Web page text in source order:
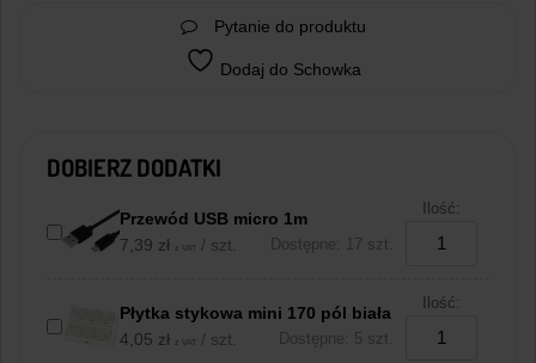
Pytanie do produktu
Dodaj do Schowka
DOBIERZ DODATKI
Przewód USB micro 1m
7,39 zł z VAT / szt. Dostępne: 17 szt.
Ilość:
Płytka stykowa mini 170 pól biała
4,05 zł z VAT / szt. Dostępne: 5 szt.
Ilość: